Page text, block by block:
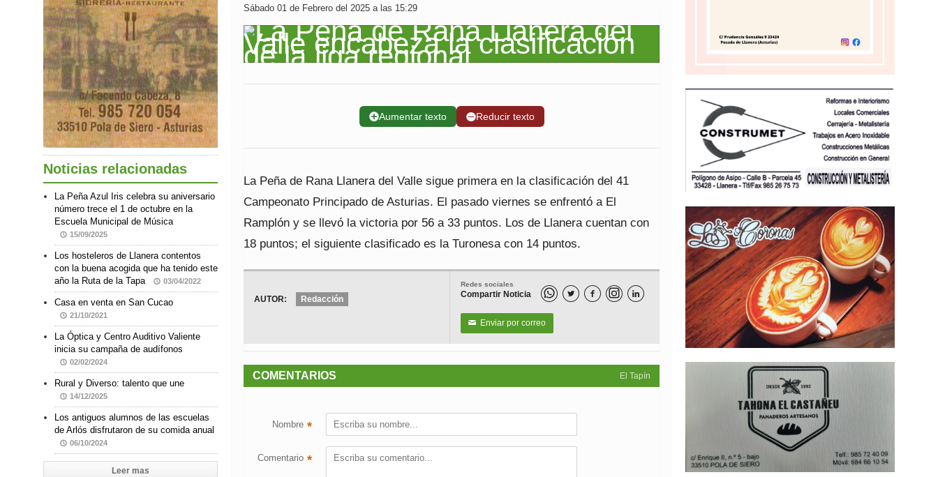
Sábado 01 de Febrero del 2025 a las 15:29
➕Aumentar texto ➖Reducir texto
La Peña de Rana Llanera del Valle sigue primera en la clasificación del 41
Campeonato Principado de Asturias. El pasado viernes se enfrentó a El
Ramplón y se llevó la victoria por 56 a 33 puntos. Los de Llanera cuentan con
18 puntos; el siguiente clasificado es la Turonesa con 14 puntos.
Redes sociales
Compartir Noticia   
✉ Enviar por correo
AUTOR: Redacción
El Tapín
COMENTARIOS
Nombre *
Comentario *
Noticias relacionadas
La Peña Azul Iris celebra su aniversario
número trece el 1 de octubre en la
Escuela Municipal de Música
15/09/2025
Los hosteleros de Llanera contentos
con la buena acogida que ha tenido este
año la Ruta de la Tapa
03/04/2022
Casa en venta en San Cucao
21/10/2021
La Óptica y Centro Auditivo Valiente
inicia su campaña de audífonos
02/02/2024
Rural y Diverso: talento que une
14/12/2025
Los antiguos alumnos de las escuelas
de Arlós disfrutaron de su comida anual
06/10/2024
Leer mas